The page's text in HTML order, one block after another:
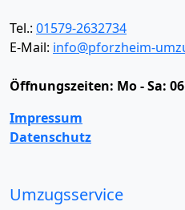
Tel.: 01579-2632734
E-Mail: info@pforzheim-
Öffnungszeiten: Mo - Sa:
Impressum
Datenschutz
Umzugsservice